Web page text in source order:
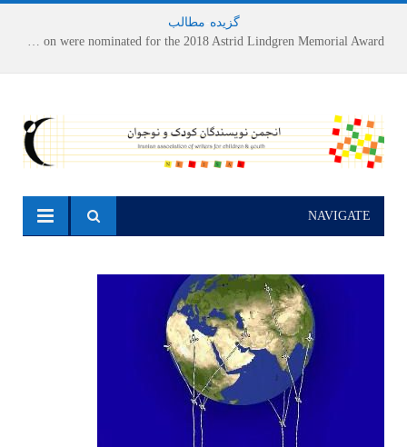
گزیده مطالب
NAVIGATE